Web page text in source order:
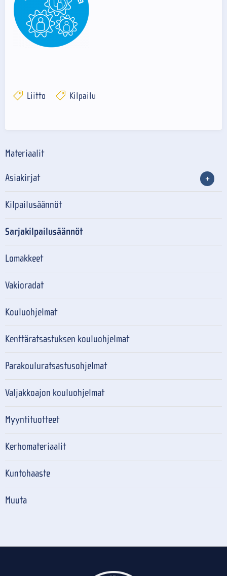
Liitto Kilpailu
Materiaalit
Asiakirjat
Kilpailusäännöt
Sarjakilpailusäännöt
Lomakkeet
Vakioradat
Kouluohjelmat
Kenttäratsastuksen kouluohjelmat
Parakouluratsastusohjelmat
Valjakkoajon kouluohjelmat
Myyntituotteet
Kerhomateriaalit
Kuntohaaste
Muuta